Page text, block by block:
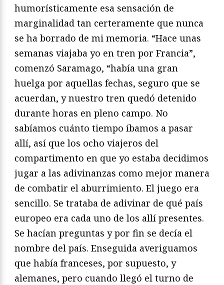
humorísticamente esa sensación de
marginalidad tan certeramente que nunca
se ha borrado de mi memoria. “Hace unas
semanas viajaba yo en tren por Francia”,
comenzó Saramago, “había una gran
huelga por aquellas fechas, seguro que se
acuerdan, y nuestro tren quedó detenido
durante horas en pleno campo. No
sabíamos cuánto tiempo íbamos a pasar
allí, así que los ocho viajeros del
compartimento en que yo estaba decidimos
jugar a las adivinanzas como mejor manera
de combatir el aburrimiento. El juego era
sencillo. Se trataba de adivinar de qué país
europeo era cada uno de los allí presentes.
Se hacían preguntas y por fin se decía el
nombre del país. Enseguida averiguamos
que había franceses, por supuesto, y
alemanes, pero cuando llegó el turno de